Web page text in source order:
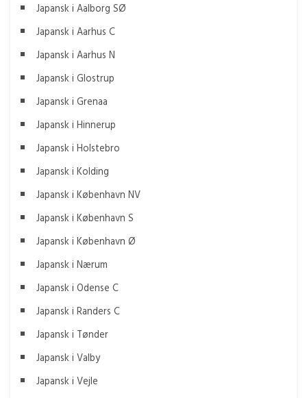
Japansk i Aalborg SØ
Japansk i Aarhus C
Japansk i Aarhus N
Japansk i Glostrup
Japansk i Grenaa
Japansk i Hinnerup
Japansk i Holstebro
Japansk i Kolding
Japansk i København NV
Japansk i København S
Japansk i København Ø
Japansk i Nærum
Japansk i Odense C
Japansk i Randers C
Japansk i Tønder
Japansk i Valby
Japansk i Vejle